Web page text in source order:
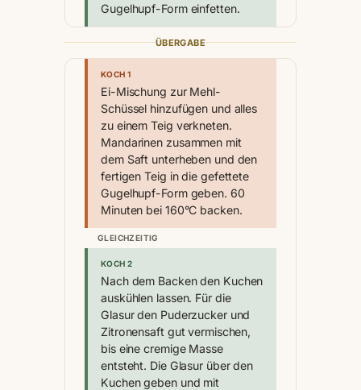
Gugelhupf-Form einfetten.
ÜBERGABE
KOCH 1
Ei-Mischung zur Mehl-
Schüssel hinzufügen und alles
zu einem Teig verkneten.
Mandarinen zusammen mit
dem Saft unterheben und den
fertigen Teig in die gefettete
Gugelhupf-Form geben. 60
Minuten bei 160°C backen.
GLEICHZEITIG
KOCH 2
Nach dem Backen den Kuchen
auskühlen lassen. Für die
Glasur den Puderzucker und
Zitronensaft gut vermischen,
bis eine cremige Masse
entsteht. Die Glasur über den
Kuchen geben und mit